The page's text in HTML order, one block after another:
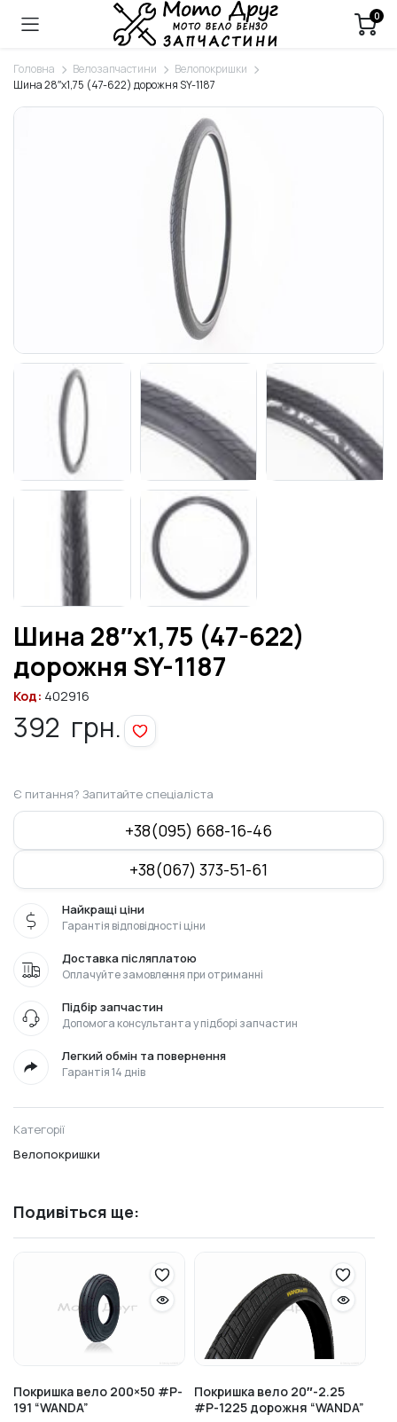
0
Головна Велозапчастини
Велопокришки
Шина 28″х1,75 (47-622) дорожня SY-1187
Шина 28″х1,75 (47-622)
дорожня SY-1187
Код: 402916
392 грн.
Є питання? Запитайте спеціаліста
+38(095) 668-16-46
+38(067) 373-51-61
Найкращі ціни
Гарантія відповідності ціни
Доставка післяплатою
Оплачуйте замовлення при отриманні
Підбір запчастин
Допомога консультанта у підборі запчастин
Легкий обмін та повернення
Гарантія 14 днів
Категорії
Велопокришки
Подивіться ще:
Покришка вело 200×50 #P-
191 “WANDA”
Покришка вело 20″-2.25
#P-1225 дорожня “WANDA”